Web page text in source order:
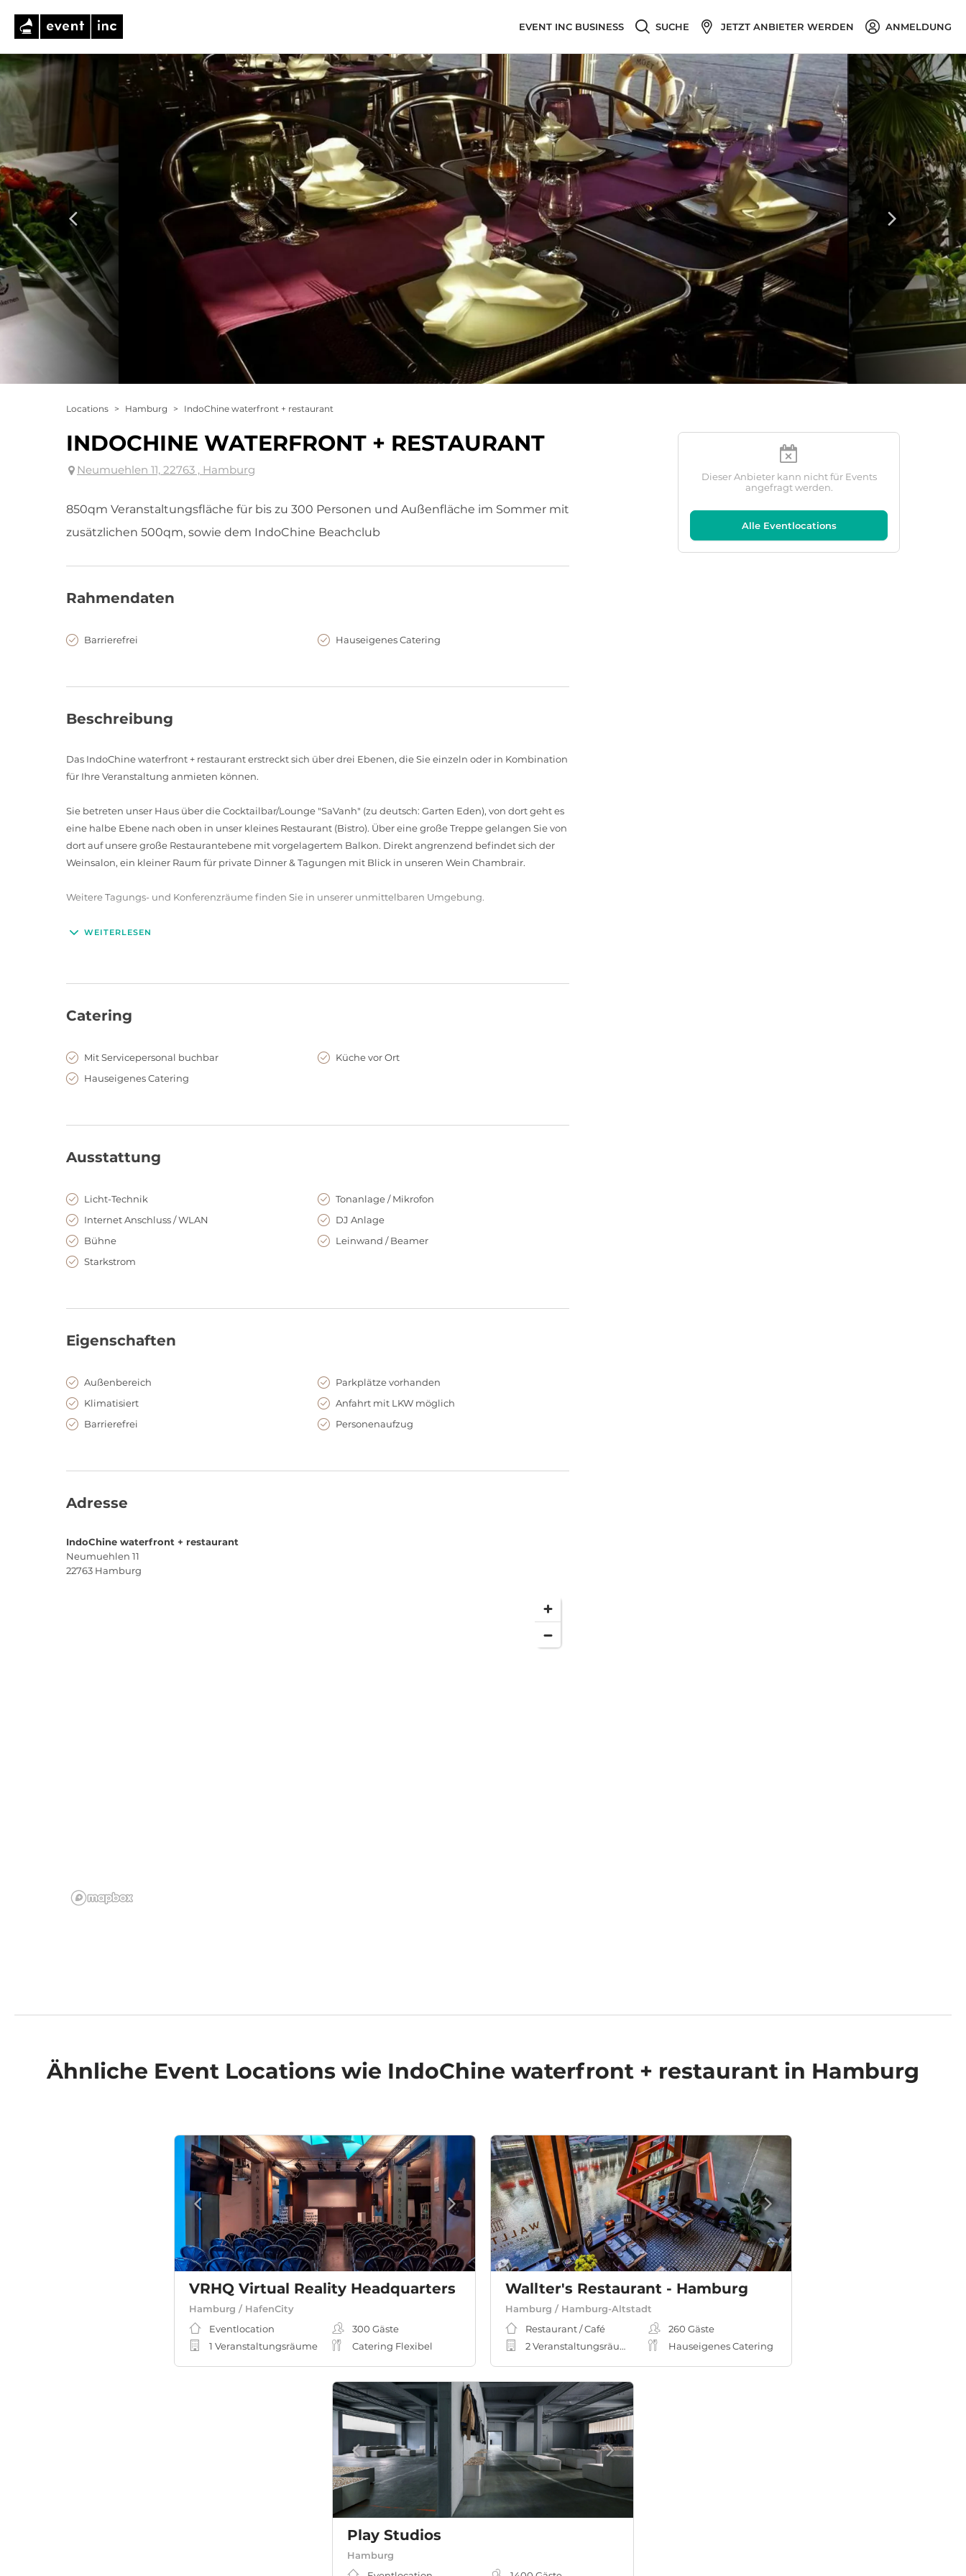
EVENT INC BUSINESS SUCHE JETZT ANBIETER WERDEN ANMELDUNG
Locations > Hamburg > IndoChine waterfront + restaurant
INDOCHINE WATERFRONT + RESTAURANT
Neumuehlen 11, 22763 , Hamburg
850qm Veranstaltungsfläche für bis zu 300 Personen und Außenfläche im Sommer mit
zusätzlichen 500qm, sowie dem IndoChine Beachclub
Rahmendaten
Barrierefrei Hauseigenes Catering
Beschreibung
Das IndoChine waterfront + restaurant erstreckt sich über drei Ebenen, die Sie einzeln oder in Kombination
für Ihre Veranstaltung anmieten können.
Sie betreten unser Haus über die Cocktailbar/Lounge "SaVanh" (zu deutsch: Garten Eden), von dort geht es
eine halbe Ebene nach oben in unser kleines Restaurant (Bistro). Über eine große Treppe gelangen Sie von
dort auf unsere große Restaurantebene mit vorgelagertem Balkon. Direkt angrenzend befindet sich der
Weinsalon, ein kleiner Raum für private Dinner & Tagungen mit Blick in unseren Wein Chambrair.
Weitere Tagungs- und Konferenzräume finden Sie in unserer unmittelbaren Umgebung.
WEITERLESEN
Catering
Mit Servicepersonal buchbar
Küche vor Ort
Hauseigenes Catering
Ausstattung
Licht-Technik
Tonanlage / Mikrofon
Internet Anschluss / WLAN
DJ Anlage
Bühne
Leinwand / Beamer
Starkstrom
Eigenschaften
Außenbereich
Parkplätze vorhanden
Klimatisiert
Anfahrt mit LKW möglich
Barrierefrei
Personenaufzug
Adresse
IndoChine waterfront + restaurant
Neumuehlen 11
22763 Hamburg
Dieser Anbieter kann nicht für Events
angefragt werden.
Alle Eventlocations
Ähnliche Event Locations wie IndoChine waterfront + restaurant in Hamburg
VRHQ Virtual Reality Headquarters
Hamburg / HafenCity
Eventlocation
1 Veranstaltungsräume
300 Gäste
Catering Flexibel
Wallter's Restaurant - Hamburg
Hamburg / Hamburg-Altstadt
Restaurant / Café
2 Veranstaltungsräume
260 Gäste
Hauseigenes Catering
Play Studios
Hamburg